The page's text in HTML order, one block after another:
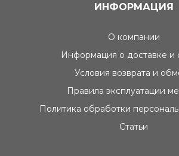
ИНФОРМАЦИЯ
О компании
Информация о доставке и
Условия возврата и
Правила эксплуатации
Политика обработки
Статьи